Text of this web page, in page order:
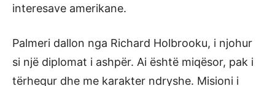
interesave amerikane.
Palmeri dallon nga Richard Holbrooku, i njohur
si një diplomat i ashpër. Ai është miqësor, pak i
tërhequr dhe me karakter ndryshe. Misioni i